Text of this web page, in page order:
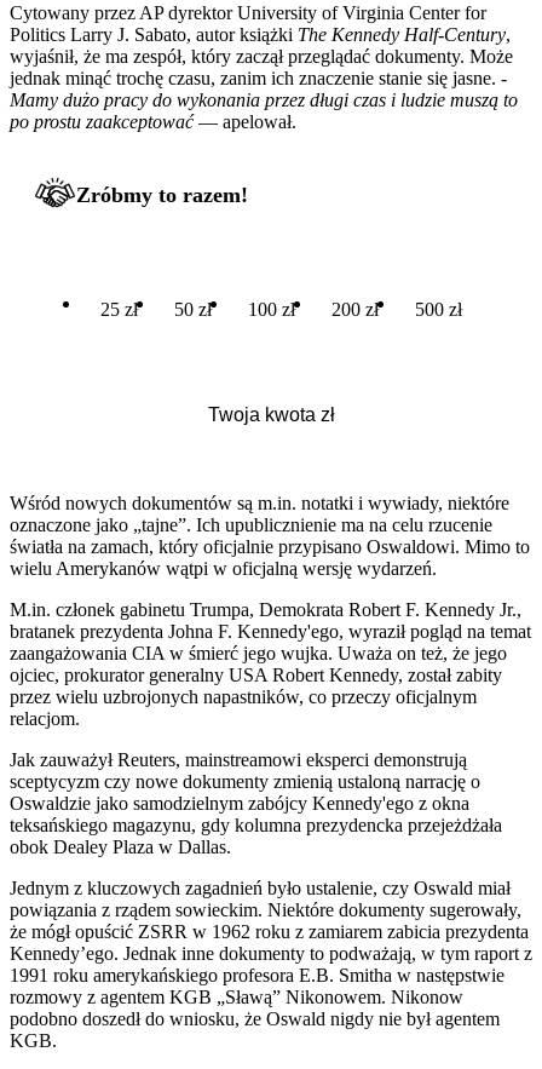
Cytowany przez AP dyrektor University of Virginia Center for
Politics Larry J. Sabato, autor książki The Kennedy Half-Century,
wyjaśnił, że ma zespół, który zaczął przeglądać dokumenty. Może
jednak minąć trochę czasu, zanim ich znaczenie stanie się jasne. -
Mamy dużo pracy do wykonania przez długi czas i ludzie muszą to
po prostu zaakceptować— apelował.
Zróbmy to razem!
25 zł 50 zł 100 zł 200 zł 500 zł
Wśród nowych dokumentów są m.in. notatki i wywiady, niektóre
oznaczone jako „tajne”. Ich upublicznienie ma na celu rzucenie
światła na zamach, który oficjalnie przypisano Oswaldowi. Mimo to
wielu Amerykanów wątpi w oficjalną wersję wydarzeń.
M.in. członek gabinetu Trumpa, Demokrata Robert F. Kennedy Jr.,
bratanek prezydenta Johna F. Kennedy'ego, wyraził pogląd na temat
zaangażowania CIA w śmierć jego wujka. Uważa on też, że jego
ojciec, prokurator generalny USA Robert Kennedy, został zabity
przez wielu uzbrojonych napastników, co przeczy oficjalnym
relacjom.
Jak zauważył Reuters, mainstreamowi eksperci demonstrują
sceptycyzm czy nowe dokumenty zmienią ustaloną narrację o
Oswaldzie jako samodzielnym zabójcy Kennedy'ego z okna
teksańskiego magazynu, gdy kolumna prezydencka przejeżdżała
obok Dealey Plaza w Dallas.
Jednym z kluczowych zagadnień było ustalenie, czy Oswald miał
powiązania z rządem sowieckim. Niektóre dokumenty sugerowały,
że mógł opuścić ZSRR w 1962 roku z zamiarem zabicia prezydenta
Kennedy’ego. Jednak inne dokumenty to podważają, w tym raport z
1991 roku amerykańskiego profesora E.B. Smitha w następstwie
rozmowy z agentem KGB „Sławą” Nikonowem. Nikonow
podobno doszedł do wniosku, że Oswald nigdy nie był agentem
KGB.